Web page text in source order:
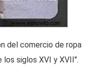
del comercio de ropa
los siglos XVI y XVII".